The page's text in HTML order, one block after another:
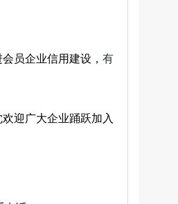
员企业信用建设， 有
迎广大企业踊跃加入